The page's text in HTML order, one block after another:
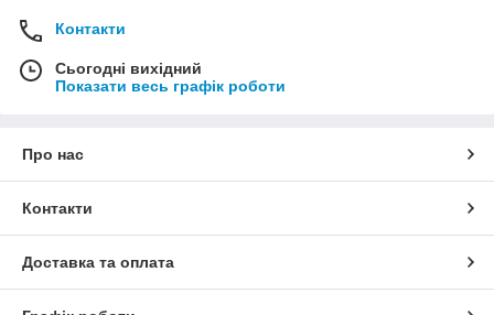
Контакти
Сьогодні вихідний
Показати весь графік роботи
Про нас
Контакти
Доставка та оплата